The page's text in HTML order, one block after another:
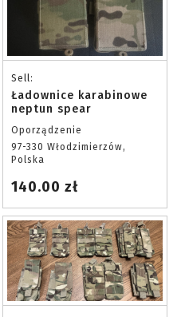
Sell:
Ładownice karabinowe
neptun spear
Oporządzenie
97-330 Włodzimierzów,
Polska
140.00 zł